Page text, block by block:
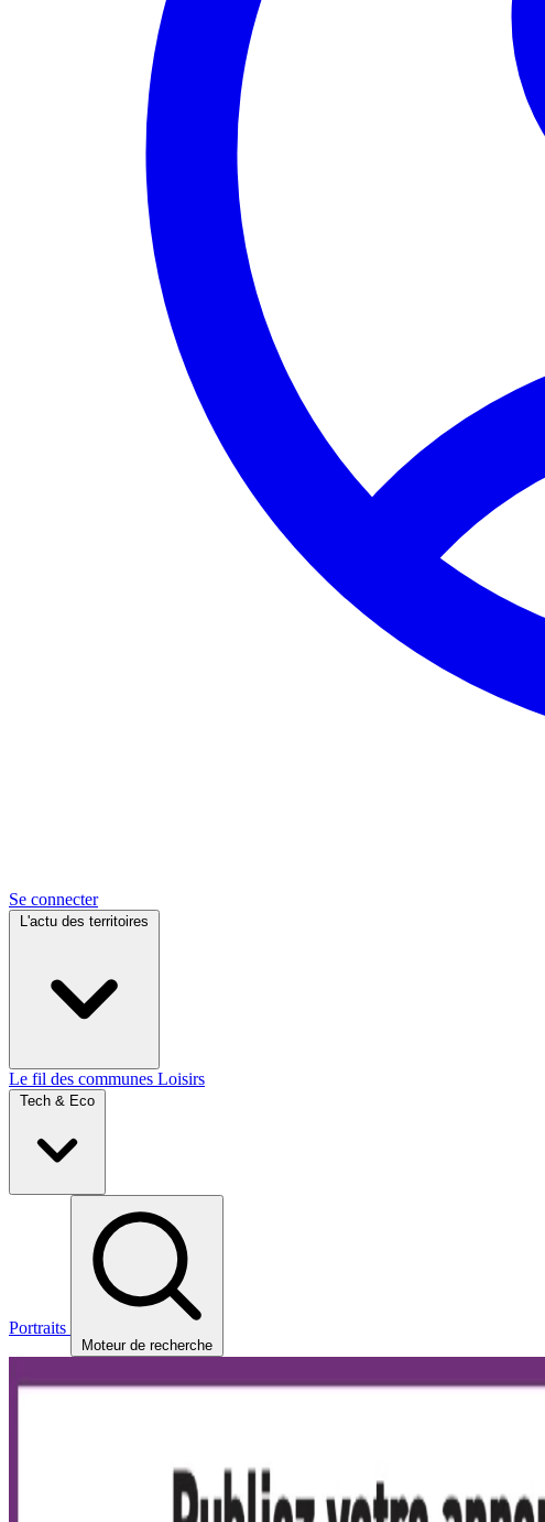
Se connecter
L'actu des territoires
Le fil des communes Loisirs
Tech & Eco
Portraits
Moteur de recherche